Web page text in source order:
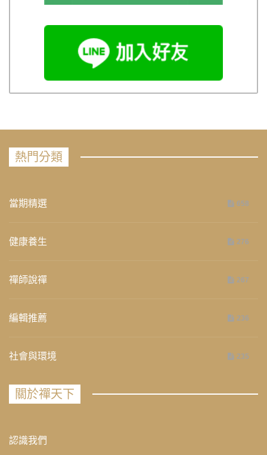
熱門分類
當期精選 658
健康養生 276
禪師說禪 267
編輯推薦 236
社會與環境 235
關於禪天下
認識我們